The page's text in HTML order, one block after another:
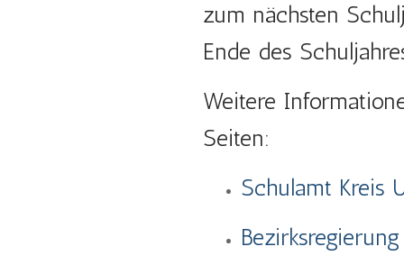
zum nächsten
Ende des
Weitere
Seiten:
Schulamt Kreis